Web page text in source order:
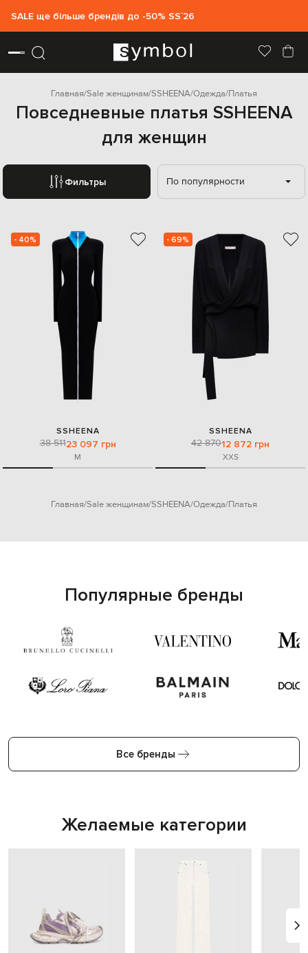
SALE ще більше брендів до -50% SS`26
Главная Sale женщинам SSHEENA Одежда Платья
Повседневные платья SSHEENA
для женщин
Фильтры По популярности
- 40%
SSHEENA
38 51123 097 грн
M
- 69%
SSHEENA
42 87012 872 грн
XXS
Главная Sale женщинам SSHEENA Одежда Платья
Популярные бренды
Все бренды
Желаемые категории